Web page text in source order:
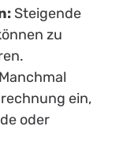
Steigende
zu
ein,
oder